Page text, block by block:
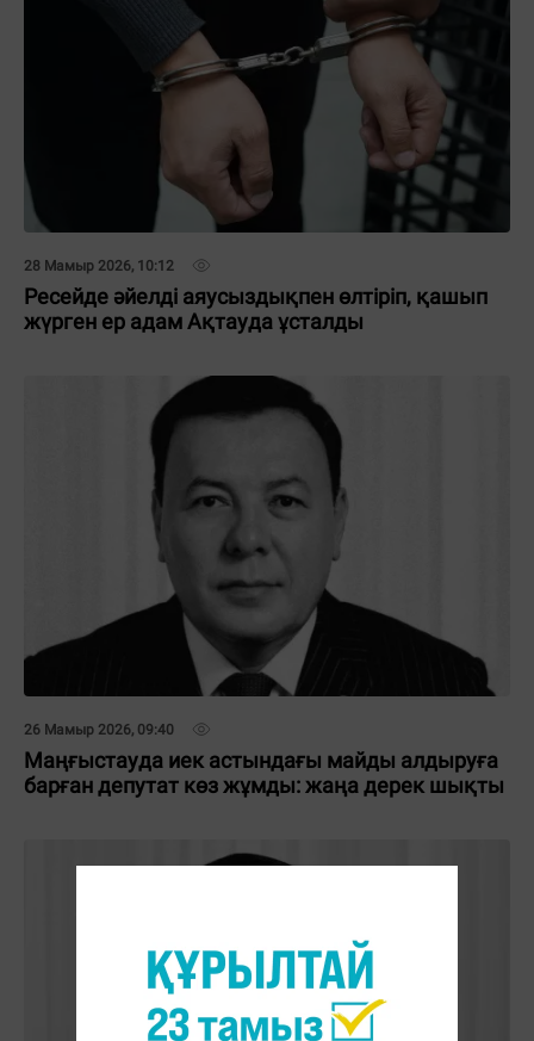
28 Мамыр 2026, 10:12
Ресейде әйелді аяусыздықпен өлтіріп, қашып
жүрген ер адам Ақтауда ұсталды
26 Мамыр 2026, 09:40
Маңғыстауда иек астындағы майды алдыруға
барған депутат көз жұмды: жаңа дерек шықты